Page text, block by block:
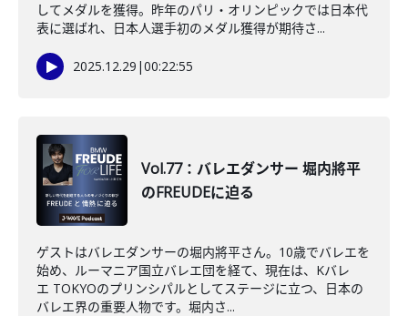
してメダルを獲得。昨年のパリ・オリンピックでは日本代
表に選ばれ、日本人選手初のメダル獲得が期待さ...
2025.12.29 |00:22:55
Vol.77：バレエダンサー 堀内將平
のFREUDEに迫る
ゲストはバレエダンサーの堀内將平さん。10歳でバレエを
始め、ルーマニア国立バレエ団を経て、現在は、Kバレ
エ TOKYOのプリンシパルとしてステージに立つ、日本の
バレエ界の重要人物です。堀内さ...